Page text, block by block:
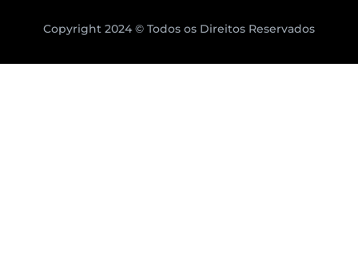
Copyright 2024 © Todos os Direitos Reservados